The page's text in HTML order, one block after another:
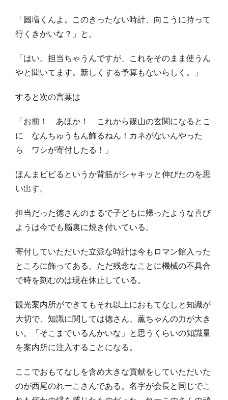
「圓増くんよ。このきったない時計、向こうに持って
行くきかいな？」と。
「はい。担当ちゃうんですが、これをそのまま使うん
やと聞いてます。新しくする予算もないらしく。」
すると次の言葉は
「お前！ あほか！ これから篠山の玄関になるとこ
に なんちゅうもん飾るねん！カネがないんやった
ら ワシが寄付したる！」
ほんまビビるというか背筋がシャキッと伸びたのを思
い出す。
担当だった徳さんのまるで子どもに帰ったような喜び
ようは今でも脳裏に焼き付いている。
寄付していただいた立派な時計は今もロマン館入った
ところに飾ってある。ただ残念なことに機械の不具合
で時を刻むのは現在休止している。
観光案内所ができてもそれ以上におもてなしと知識が
大切で、知識に関しては徳さん、薫ちゃんの力が大き
い。「そこまでいるんかいな」と思うくらいの知識量
を案内所に注入することになる。
ここでおもてなしを含め大きな貢献をしていただいた
のが西尾のれーこさんである。名字が会長と同じでこ